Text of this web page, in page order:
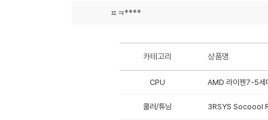
ㅍㅋ****
카테고리 상품명
CPU AMD 라이젠7-5세
쿨러/튜닝 3RSYS Socoool